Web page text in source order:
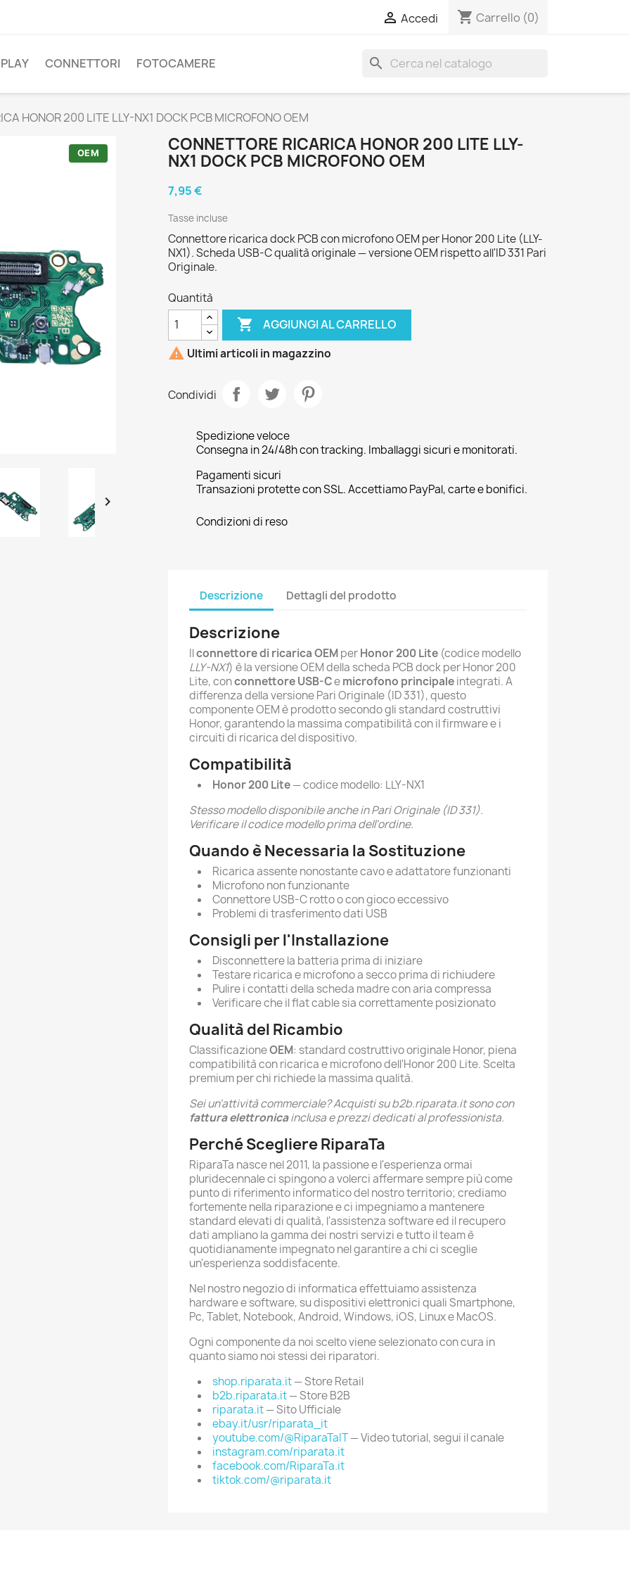
 Accedi shopping_cart Carrello (0)
CONNETTORI FOTOCAMERE search
HONOR 200 LITE LLY-NX1 DOCK PCB MICROFONO OEM
OEM

CONNETTORE RICARICA HONOR 200 LITE LLY-
NX1 DOCK PCB MICROFONO OEM
7,95 €
Tasse incluse
Connettore ricarica dock PCB con microfono OEM per Honor 200 Lite (LLY-
NX1). Scheda USB-C qualità originale — versione OEM rispetto all'ID 331 Pari
Originale.
Quantità
 AGGIUNGI AL CARRELLO
 Ultimi articoli in magazzino
Condividi
Spedizione veloce
Consegna in 24/48h con tracking. Imballaggi sicuri e monitorati.
Pagamenti sicuri
Transazioni protette con SSL. Accettiamo PayPal, carte e bonifici.
Condizioni di reso
Descrizione Dettagli del prodotto
Descrizione
Ilconnettore di ricarica OEMperHonor 200 Lite (codice modello
LLY-NX1) è la versione OEM della scheda PCB dock per Honor 200
Lite, conconnettore USB-Cemicrofono principaleintegrati. A
differenza della versione Pari Originale (ID 331), questo
componente OEM è prodotto secondo gli standard costruttivi
Honor, garantendo la massima compatibilità con il firmware e i
circuiti di ricarica del dispositivo.
Compatibilità
Honor 200 Lite— codice modello: LLY-NX1
Stesso modello disponibile anche in Pari Originale (ID 331).
Verificare il codice modello prima dell'ordine.
Quando è Necessaria la Sostituzione
Ricarica assente nonostante cavo e adattatore funzionanti
Microfono non funzionante
Connettore USB-C rotto o con gioco eccessivo
Problemi di trasferimento dati USB
Consigli per l'Installazione
Disconnettere la batteria prima di iniziare
Testare ricarica e microfono a secco prima di richiudere
Pulire i contatti della scheda madre con aria compressa
Verificare che il flat cable sia correttamente posizionato
Qualità del Ricambio
ClassificazioneOEM: standard costruttivo originale Honor, piena
compatibilità con ricarica e microfono dell'Honor 200 Lite. Scelta
premium per chi richiede la massima qualità.
Sei un'attività commerciale? Acquisti su b2b.riparata.it sono con
fattura elettronicainclusa e prezzi dedicati al professionista.
Perché Scegliere RiparaTa
RiparaTa nasce nel 2011, la passione e l'esperienza ormai
pluridecennale ci spingono a volerci affermare sempre più come
punto di riferimento informatico del nostro territorio; crediamo
fortemente nella riparazione e ci impegniamo a mantenere
standard elevati di qualità, l'assistenza software ed il recupero
dati ampliano la gamma dei nostri servizi e tutto il team è
quotidianamente impegnato nel garantire a chi ci sceglie
un'esperienza soddisfacente.
Nel nostro negozio di informatica effettuiamo assistenza
hardware e software, su dispositivi elettronici quali Smartphone,
Pc, Tablet, Notebook, Android, Windows, iOS, Linux e MacOS.
Ogni componente da noi scelto viene selezionato con cura in
quanto siamo noi stessi dei riparatori.
shop.riparata.it— Store Retail
b2b.riparata.it— Store B2B
riparata.it— Sito Ufficiale
ebay.it/usr/riparata_it
youtube.com/@RiparaTaIT— Video tutorial, segui il canale
instagram.com/riparata.it
facebook.com/RiparaTa.it
tiktok.com/@riparata.it